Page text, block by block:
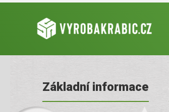
Základní informace